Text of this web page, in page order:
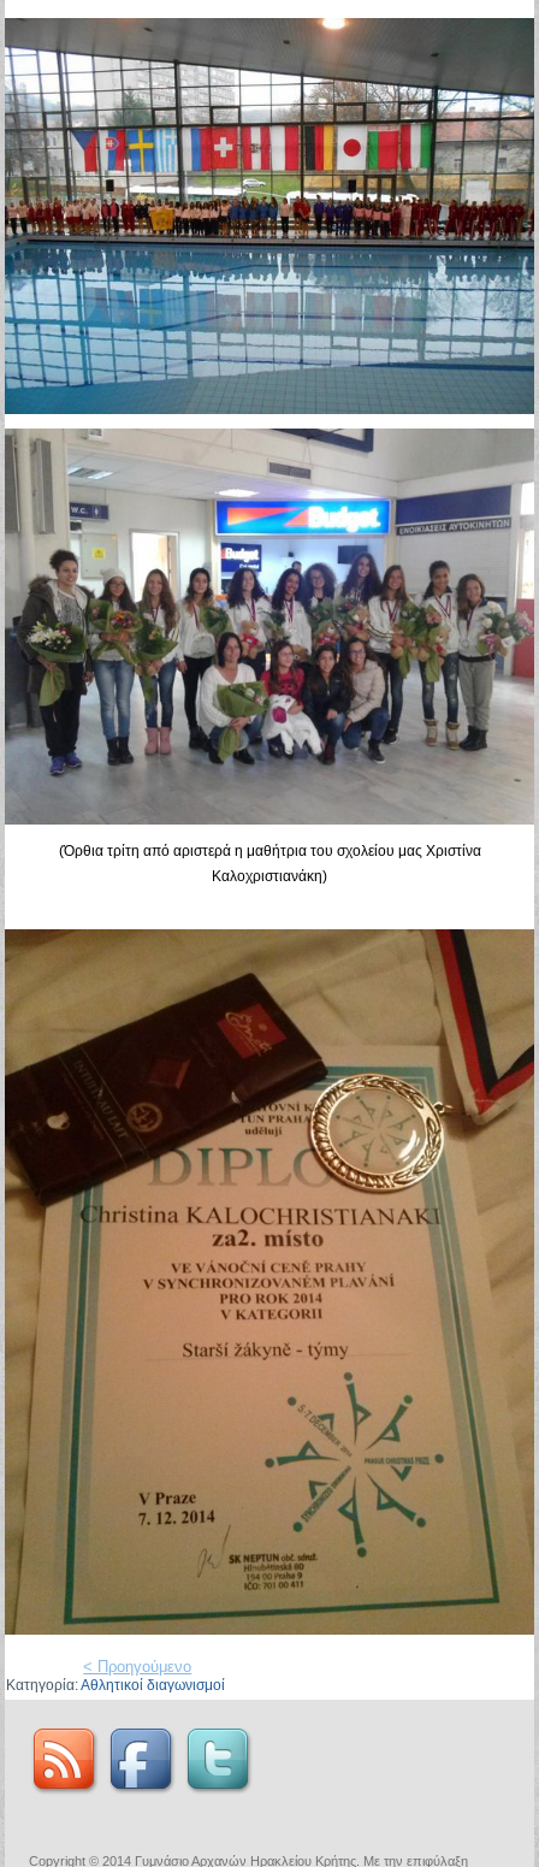
(Όρθια τρίτη από αριστερά η μαθήτρια του σχολείου μας Χριστίνα
Καλοχριστιανάκη)
< Προηγούμενο
Κατηγορία:Αθλητικοί διαγωνισμοί
Copyright © 2014 Γυμνάσιο Αρχανών Ηρακλείου Κρήτης. Με την επιφύλαξη